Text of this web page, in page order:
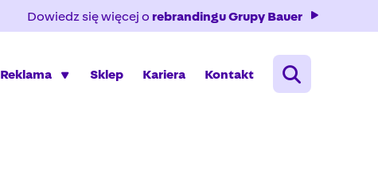
Dowiedz się więcej o rebrandingu Grupy Bauer
Reklama Sklep Kariera Kontakt